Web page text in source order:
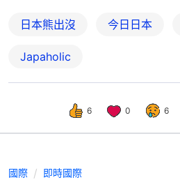
日本熊出沒 今日日本
Japaholic
6 0 6
國際 即時國際